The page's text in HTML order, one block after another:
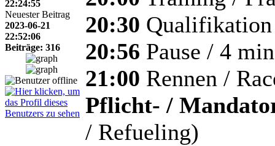
22:24:55
Neuester Beitrag
2023-06-21
22:52:06
Beiträge: 316
20:30
20:56 Pause / 4 min
21:00 Rennen /
Pflicht- /
/ Refueling)